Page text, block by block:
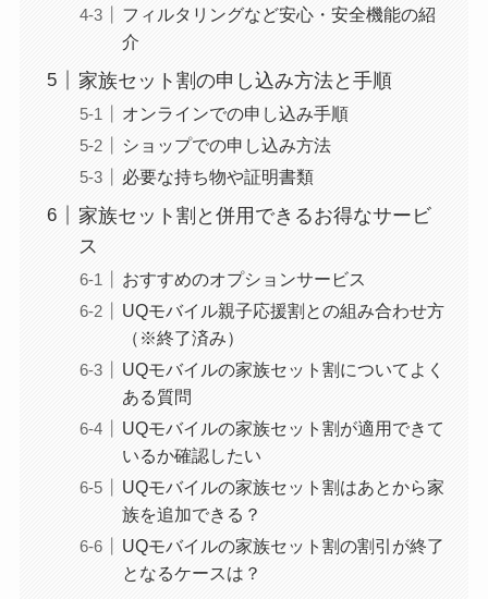
フィルタリングなど安心・安全機能の紹
介
家族セット割の申し込み方法と手順
オンラインでの申し込み手順
ショップでの申し込み方法
必要な持ち物や証明書類
家族セット割と併用できるお得なサービ
ス
おすすめのオプションサービス
UQモバイル親子応援割との組み合わせ方
（※終了済み）
UQモバイルの家族セット割についてよく
ある質問
UQモバイルの家族セット割が適用できて
いるか確認したい
UQモバイルの家族セット割はあとから家
族を追加できる？
UQモバイルの家族セット割の割引が終了
となるケースは？